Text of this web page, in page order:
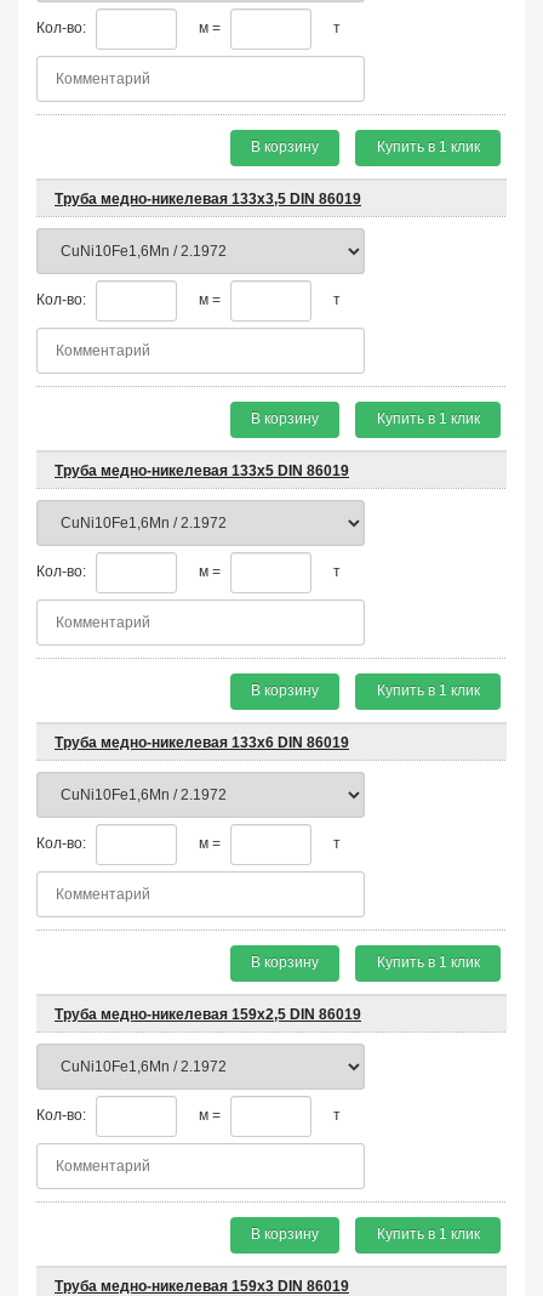
Кол-во: м = т
В корзину Купить в 1 клик
Труба медно-никелевая 133х3,5 DIN 86019
Кол-во: м = т
В корзину Купить в 1 клик
Труба медно-никелевая 133х5 DIN 86019
Кол-во: м = т
В корзину Купить в 1 клик
Труба медно-никелевая 133х6 DIN 86019
Кол-во: м = т
В корзину Купить в 1 клик
Труба медно-никелевая 159х2,5 DIN 86019
Кол-во: м = т
В корзину Купить в 1 клик
Труба медно-никелевая 159х3 DIN 86019